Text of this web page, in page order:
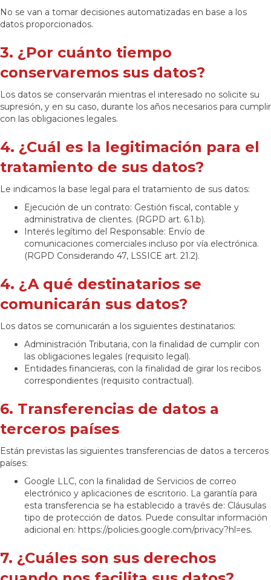
No se van a tomar decisiones automatizadas en base a los
datos proporcionados.
3. ¿Por cuánto tiempo
conservaremos sus datos?
Los datos se conservarán mientras el interesado no solicite su
supresión, y en su caso, durante los años necesarios para cumplir
con las obligaciones legales.
4. ¿Cuál es la legitimación para el
tratamiento de sus datos?
Le indicamos la base legal para el tratamiento de sus datos:
Ejecución de un contrato: Gestión fiscal, contable y
administrativa de clientes. (RGPD art. 6.1.b).
Interés legítimo del Responsable: Envío de
comunicaciones comerciales incluso por vía electrónica.
(RGPD Considerando 47, LSSICE art. 21.2).
4. ¿A qué destinatarios se
comunicarán sus datos?
Los datos se comunicarán a los siguientes destinatarios:
Administración Tributaria, con la finalidad de cumplir con
las obligaciones legales (requisito legal).
Entidades financieras, con la finalidad de girar los recibos
correspondientes (requisito contractual).
6. Transferencias de datos a
terceros países
Están previstas las siguientes transferencias de datos a terceros
países:
Google LLC, con la finalidad de Servicios de correo
electrónico y aplicaciones de escritorio. La garantía para
esta transferencia se ha establecido a través de: Cláusulas
tipo de protección de datos. Puede consultar información
adicional en: https://policies.google.com/privacy?hl=es.
7. ¿Cuáles son sus derechos